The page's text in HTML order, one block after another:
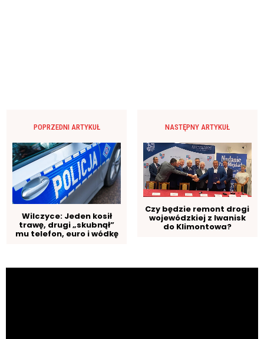
POPRZEDNI ARTYKUŁ
Wilczyce: Jeden kosił
trawę, drugi „skubnął”
mu telefon, euro i wódkę
NASTĘPNY ARTYKUŁ
Czy będzie remont drogi
wojewódzkiej z Iwanisk
do Klimontowa?